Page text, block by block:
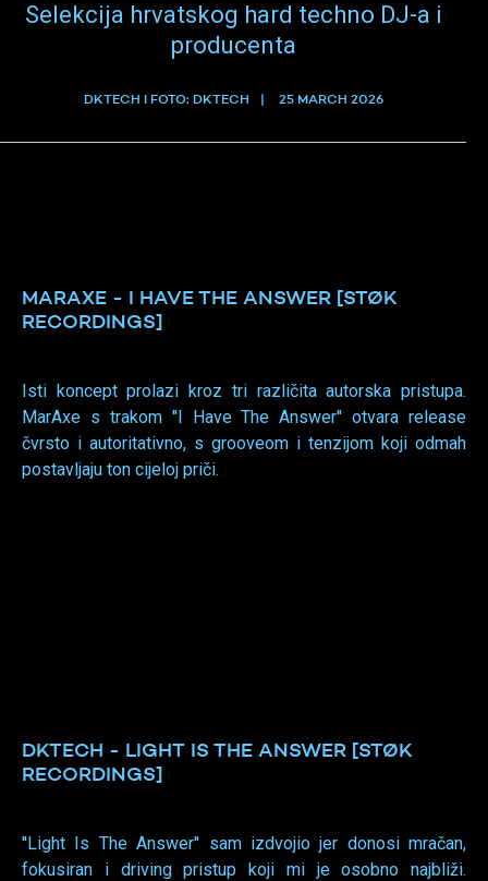
Selekcija hrvatskog hard techno DJ-a i
producenta
DKTECH I FOTO: DKTECH 25 MARCH 2026
MARAXE - I HAVE THE ANSWER [STØK
RECORDINGS]
Isti koncept prolazi kroz tri različita autorska pristupa.
MarAxe s trakom ''I Have The Answer'' otvara release
čvrsto i autoritativno, s grooveom i tenzijom koji odmah
postavljaju ton cijeloj priči.
DKTECH - LIGHT IS THE ANSWER [STØK
RECORDINGS]
''Light Is The Answer'' sam izdvojio jer donosi mračan,
fokusiran i driving pristup koji mi je osobno najbliži.